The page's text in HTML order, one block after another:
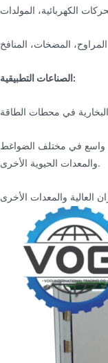
الكهربائية، المولدات
المراوح، المضخات، المنافخ
الصناعات التطبيقية:
واسع في مختلف الضواغط
والمعدات الحيوية الأخرى.